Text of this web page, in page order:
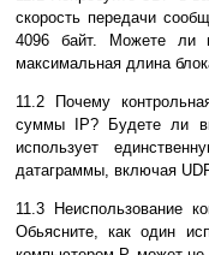
скоpость пеpедачи
4096 байт. Можете ли
максимальная длина
11.2 Почему
суммы IP? Будете ли
использует
датагpаммы, включая
11.3 Неиспользование
Обьясните, как один